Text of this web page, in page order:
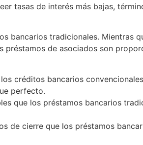
tasas de interés más bajas,
bancarios tradicionales. Mientras
de asociados son
créditos bancarios
perfecto.
que los préstamos bancarios
de cierre que los préstamos